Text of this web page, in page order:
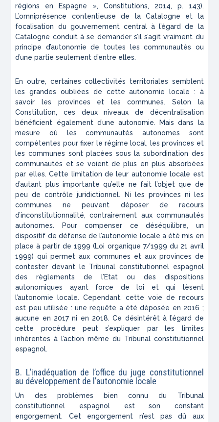
régions en Espagne », Constitutions, 2014, p. 143).
L’omniprésence contentieuse de la Catalogne et la
focalisation du gouvernement central à l’égard de la
Catalogne conduit à se demander s’il s’agit vraiment du
principe d’autonomie de toutes les communautés ou
d’une partie seulement d’entre elles.
En outre, certaines collectivités territoriales semblent
les grandes oubliées de cette autonomie locale : à
savoir les provinces et les communes. Selon la
Constitution, ces deux niveaux de décentralisation
bénéficient également d’une autonomie. Mais dans la
mesure où les communautés autonomes sont
compétentes pour fixer le régime local, les provinces et
les communes sont placées sous la subordination des
communautés et se voient de plus en plus absorbées
par elles. Cette limitation de leur autonomie locale est
d’autant plus importante qu’elle ne fait l’objet que de
peu de contrôle juridictionnel. Ni les provinces ni les
communes ne peuvent déposer de recours
d’inconstitutionnalité, contrairement aux communautés
autonomes. Pour compenser ce déséquilibre, un
dispositif de défense de l’autonomie locale a été mis en
place à partir de 1999 (Loi organique 7/1999 du 21 avril
1999) qui permet aux communes et aux provinces de
contester devant le Tribunal constitutionnel espagnol
des règlements de l’Etat ou des dispositions
autonomiques ayant force de loi et qui lèsent
l’autonomie locale. Cependant, cette voie de recours
est peu utilisée : une requête a été déposée en 2016 ;
aucune en 2017 ni en 2018. Ce désintérêt à l’égard de
cette procédure peut s’expliquer par les limites
inhérentes à l’action même du Tribunal constitutionnel
espagnol.
B. L’inadéquation de l’office du juge constitutionnel
au développement de l’autonomie locale
Un des problèmes bien connu du Tribunal
constitutionnel espagnol est son constant
engorgement. Cet engorgement n’est pas dû aux